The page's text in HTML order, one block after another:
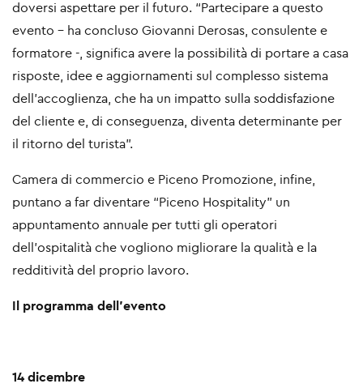
doversi aspettare per il futuro. “Partecipare a questo
evento - ha concluso Giovanni Derosas, consulente e
formatore -, significa avere la possibilità di portare a casa
risposte, idee e aggiornamenti sul complesso sistema
dell’accoglienza, che ha un impatto sulla soddisfazione
del cliente e, di conseguenza, diventa determinante per
il ritorno del turista”.
Camera di commercio e Piceno Promozione, infine,
puntano a far diventare “Piceno Hospitality” un
appuntamento annuale per tutti gli operatori
dell’ospitalità che vogliono migliorare la qualità e la
redditività del proprio lavoro.
Il programma dell'evento
14 dicembre